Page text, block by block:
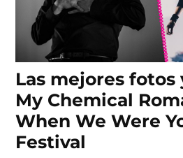
Las mejores fotos
My Chemical
When We Were
Festival